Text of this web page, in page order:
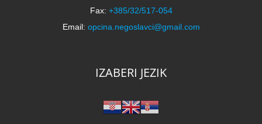
Fax: +385/32/517-054
Email: opcina.negoslavci@gmail.com
IZABERI JEZIK